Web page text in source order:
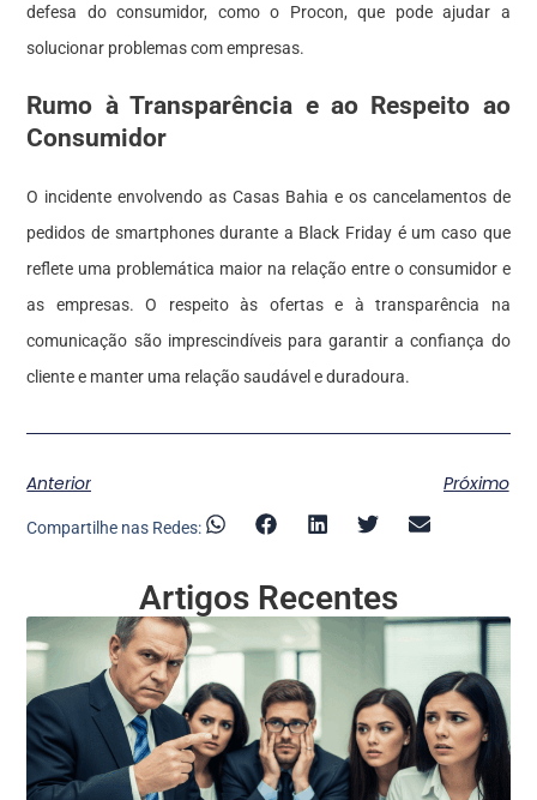
defesa do consumidor, como o Procon, que pode ajudar a
solucionar problemas com empresas.
Rumo à Transparência e ao Respeito ao
Consumidor
O incidente envolvendo as Casas Bahia e os cancelamentos de
pedidos de smartphones durante a Black Friday é um caso que
reflete uma problemática maior na relação entre o consumidor e
as empresas. O respeito às ofertas e à transparência na
comunicação são imprescindíveis para garantir a confiança do
cliente e manter uma relação saudável e duradoura.
Anterior Próximo
Compartilhe nas Redes:
Artigos Recentes